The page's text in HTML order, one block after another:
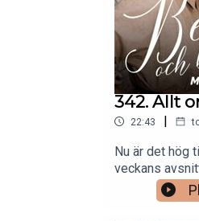
342. Allt
22:43 |
Nu är det hög
veckans
Emma tipsa
man akta sig